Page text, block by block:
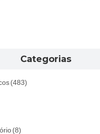
Categorias
(483)
(8)